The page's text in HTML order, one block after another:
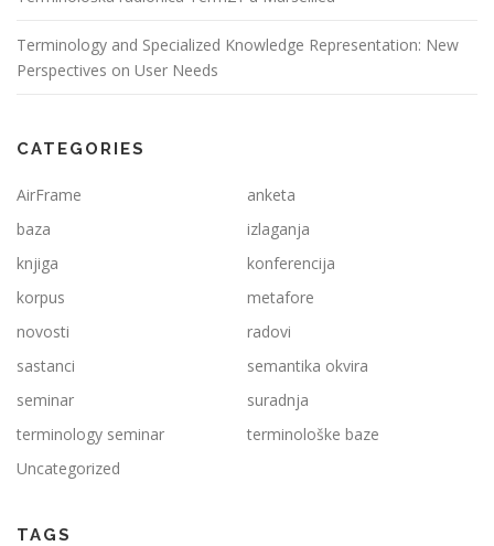
Terminology and Specialized Knowledge Representation: New
Perspectives on User Needs
CATEGORIES
AirFrame
anketa
baza
izlaganja
knjiga
konferencija
korpus
metafore
novosti
radovi
sastanci
semantika okvira
seminar
suradnja
terminology seminar
terminološke baze
Uncategorized
TAGS